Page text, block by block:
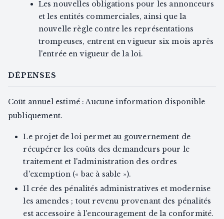
Les nouvelles obligations pour les annonceurs
et les entités commerciales, ainsi que la
nouvelle règle contre les représentations
trompeuses, entrent en vigueur six mois après
l'entrée en vigueur de la loi.
DÉPENSES
Coût annuel estimé : Aucune information disponible
publiquement.
Le projet de loi permet au gouvernement de
récupérer les coûts des demandeurs pour le
traitement et l'administration des ordres
d'exemption (« bac à sable »).
Il crée des pénalités administratives et modernise
les amendes ; tout revenu provenant des pénalités
est accessoire à l'encouragement de la conformité.